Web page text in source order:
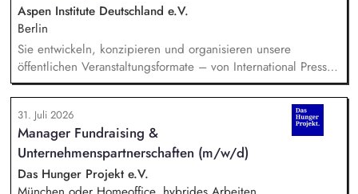
Referent*innen sowie Diskussionspartner aus Politik,
Wirtschaft, Wissenschaft und Zivilgesellschaft.
Aspen Institute Deutschland e.V.
Berlin
Sie entwickeln, konzipieren und organisieren unsere
öffentlichen Veranstaltungsformate – von International Press
Roundtables, Deep Dive Discussions und Aspen Fireside
Chats bis hin zu besonderen Formaten wie der Aspen
Summer Party, der Aspen Gala und neuen
Veranstaltungsformaten. Sie identifizieren aktuelle politische
Themen und gewinnen hochrangige Referentinnen sowie
Diskussionspartnerinnen aus Politik, Wirtschaft, Wissenschaft,
Medien und Zivilgesellschaft.
31. Juli 2026
Manager Fundraising &
Unternehmenspartnerschaften (m/w/d)
Das Hunger Projekt e.V.